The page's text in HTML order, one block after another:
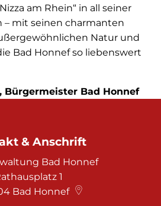
am Rhein“ in all seiner
– mit seinen charmanten
Natur und
Bad Honnef so liebenswert
Bürgermeister Bad Honnef
& Anschrift
Bad Honnef
1
Bad Honnef